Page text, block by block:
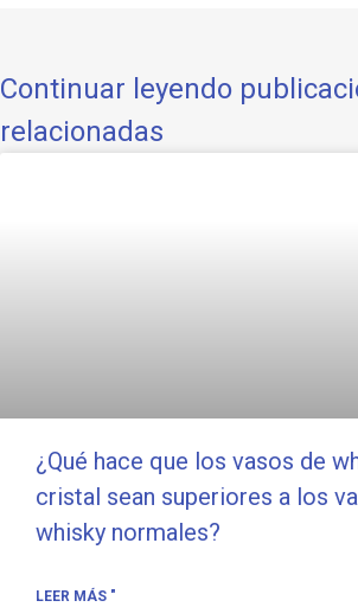
Continuar leyendo
relacionadas
¿Qué hace que los vasos de
cristal sean superiores a los
whisky normales?
LEER MÁS "